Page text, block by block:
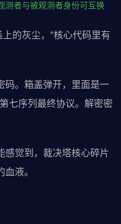
测者与被观测者身份可互换
的灰尘，"核心代码里有
码。箱盖弹开，里面是一
七序列最终协议。解密密
感觉到，裁决塔核心碎片
液。